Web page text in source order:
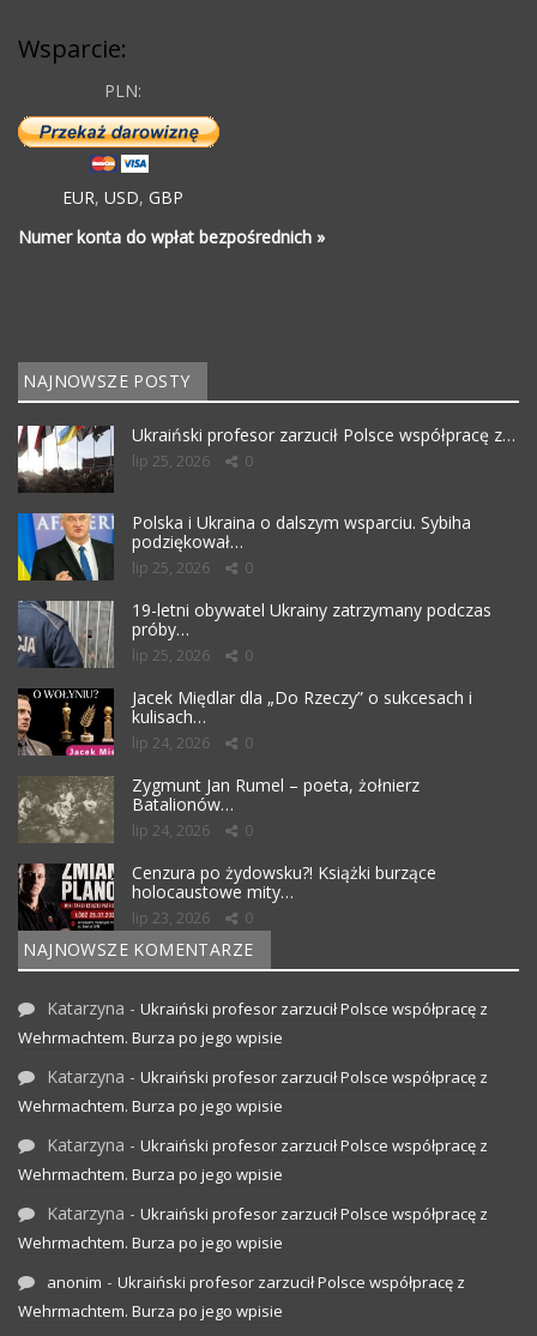
Wsparcie:
PLN:
EUR, USD, GBP
Numer konta do wpłat bezpośrednich »
NAJNOWSZE POSTY
Ukraiński profesor zarzucił Polsce współpracę z…
lip 25, 2026 0
Polska i Ukraina o dalszym wsparciu. Sybiha
podziękował…
lip 25, 2026 0
19-letni obywatel Ukrainy zatrzymany podczas
próby…
lip 25, 2026 0
Jacek Międlar dla „Do Rzeczy” o sukcesach i
kulisach…
lip 24, 2026 0
Zygmunt Jan Rumel – poeta, żołnierz
Batalionów…
lip 24, 2026 0
Cenzura po żydowsku?! Książki burzące
holocaustowe mity…
lip 23, 2026 0
NAJNOWSZE KOMENTARZE
Katarzyna - Ukraiński profesor zarzucił Polsce współpracę z
Wehrmachtem. Burza po jego wpisie
Katarzyna - Ukraiński profesor zarzucił Polsce współpracę z
Wehrmachtem. Burza po jego wpisie
Katarzyna - Ukraiński profesor zarzucił Polsce współpracę z
Wehrmachtem. Burza po jego wpisie
Katarzyna - Ukraiński profesor zarzucił Polsce współpracę z
Wehrmachtem. Burza po jego wpisie
anonim - Ukraiński profesor zarzucił Polsce współpracę z
Wehrmachtem. Burza po jego wpisie